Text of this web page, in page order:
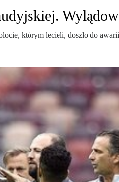
którym lecieli, doszło do